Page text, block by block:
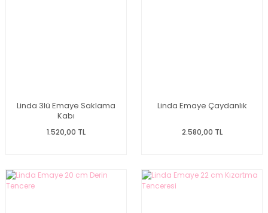
Linda 3lü Emaye Saklama
Kabı
1.520,00 TL
Linda Emaye Çaydanlık
2.580,00 TL